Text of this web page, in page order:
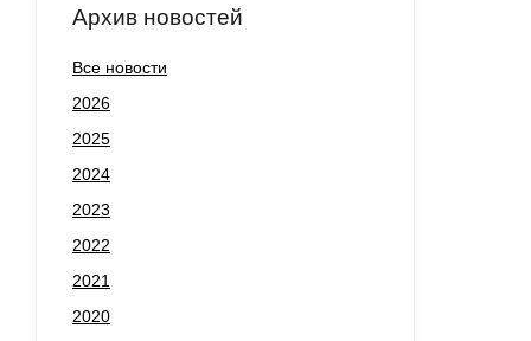
Архив новостей
Все новости
2026
2025
2024
2023
2022
2021
2020